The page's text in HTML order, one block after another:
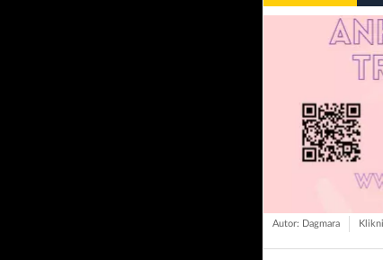
Autor: Dagmara